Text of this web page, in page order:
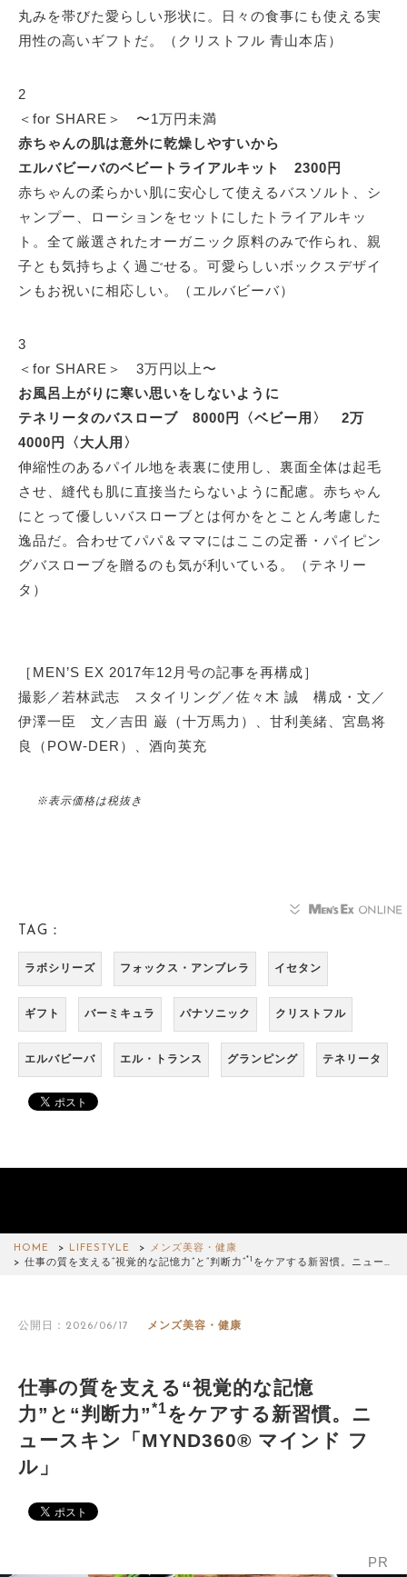
丸みを帯びた愛らしい形状に。日々の食事にも使える実
用性の高いギフトだ。（クリストフル 青山本店）
2
＜for SHARE＞ 〜1万円未満
赤ちゃんの肌は意外に乾燥しやすいから
エルバビーバのベビートライアルキット 2300円
赤ちゃんの柔らかい肌に安心して使えるバスソルト、シ
ャンプー、ローションをセットにしたトライアルキッ
ト。全て厳選されたオーガニック原料のみで作られ、親
子とも気持ちよく過ごせる。可愛らしいボックスデザイ
ンもお祝いに相応しい。（エルバビーバ）
3
＜for SHARE＞ 3万円以上〜
お風呂上がりに寒い思いをしないように
テネリータのバスローブ 8000円〈ベビー用〉 2万
4000円〈大人用〉
伸縮性のあるパイル地を表裏に使用し、裏面全体は起毛
させ、縫代も肌に直接当たらないように配慮。赤ちゃん
にとって優しいバスローブとは何かをとことん考慮した
逸品だ。合わせてパパ＆ママにはここの定番・パイピン
グバスローブを贈るのも気が利いている。（テネリー
タ）
［MEN’S EX 2017年12月号の記事を再構成］
撮影／若林武志 スタイリング／佐々木 誠 構成・文／
伊澤一臣 文／吉田 巌（十万馬力）、甘利美緒、宮島将
良（POW-DER）、酒向英充
※表示価格は税抜き
TAG：
ラボシリーズ フォックス・アンブレラ イセタン
ギフト バーミキュラ パナソニック クリストフル
エルバビーバ エル・トランス グランピング テネリータ
HOME LIFESTYLE
メンズ美容・健康
仕事の質を支える“視覚的な記憶力”と“判断力”*1 をケアする新習慣。ニュー…
公開日：2026/06/17 メンズ美容・健康
仕事の質を支える“視覚的な記憶
力”と“判断力”*1をケアする新習慣。ニ
ュースキン「MYND360® マインド フ
ル」
PR